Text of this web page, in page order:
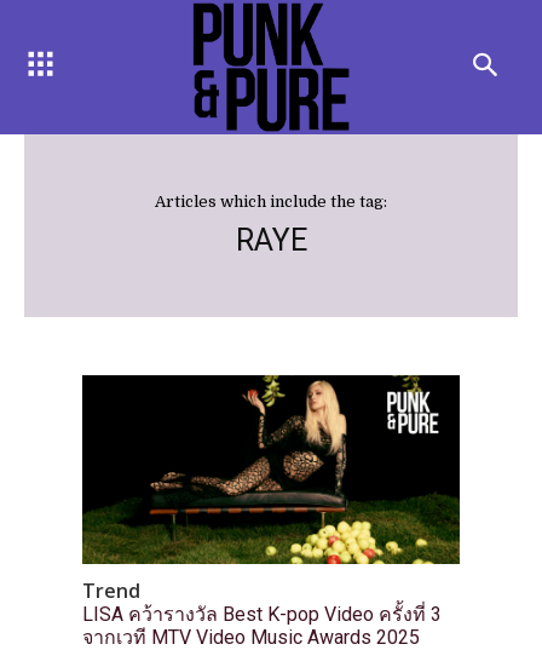
Articles which include the tag:
RAYE
Trend
LISA คว้ารางวัล Best K-pop Video ครั้งที่ 3
จากเวที MTV Video Music Awards 2025